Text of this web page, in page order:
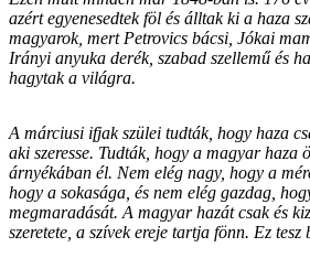
azért egyenesedtek föl és álltak ki a haza
magyarok, mert Petrovics bácsi, Jókai
Irányi anyuka derék, szabad szellemű és
hagytak a világra.
A márciusi ifjak szülei tudták, hogy haza
aki szeresse. Tudták, hogy a magyar haza
árnyékában él. Nem elég nagy, hogy a
hogy a sokasága, és nem elég gazdag,
megmaradását. A magyar hazát csak és
szeretete, a szívek ereje tartja fönn. Ez tesz